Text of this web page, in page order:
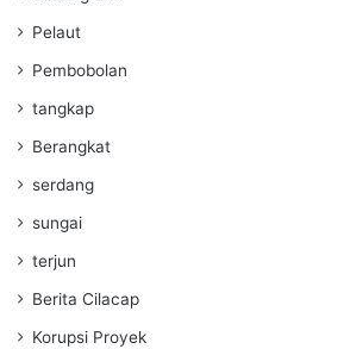
Pelaut
Pembobolan
tangkap
Berangkat
serdang
sungai
terjun
Berita Cilacap
Korupsi Proyek